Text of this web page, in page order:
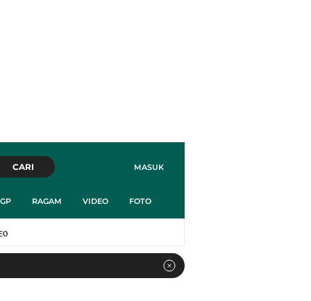
MASUK
CARI
RAGAM VIDEO FOTO